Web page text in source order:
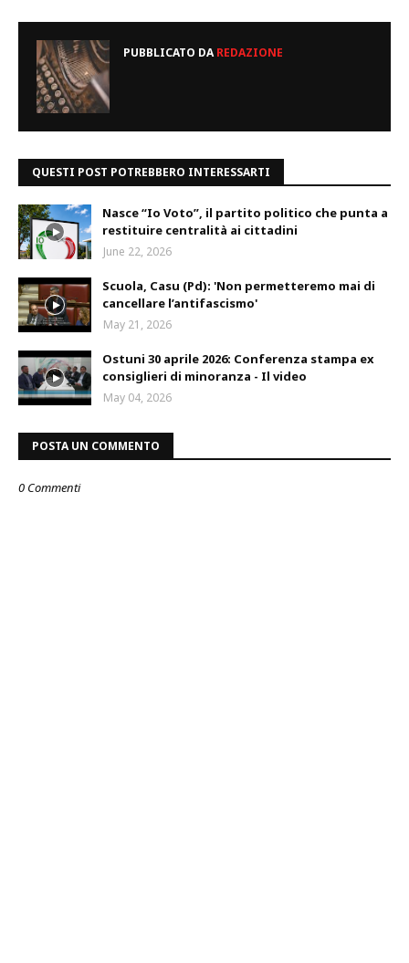
PUBBLICATO DAREDAZIONE
QUESTI POST POTREBBERO INTERESSARTI
Nasce “Io Voto”, il partito politico che punta a
restituire centralità ai cittadini
June 22, 2026
Scuola, Casu (Pd): 'Non permetteremo mai di
cancellare l’antifascismo'
May 21, 2026
Ostuni 30 aprile 2026: Conferenza stampa ex
consiglieri di minoranza - Il video
May 04, 2026
POSTA UN COMMENTO
0 Commenti